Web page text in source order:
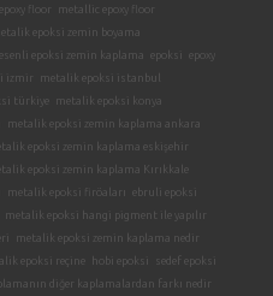
epoxy floor
metallic epoxy floor
epoksi zemin boyama
epoksi zemin kaplama epoksi epoxy
izmir
metalik epoksi istanbul
türkiye metalik epoksi konya
metalik epoksi zemin kaplama ankara
epoksi zemin kaplama eskişehir
epoksi zemin kaplama Kırıkkale
metalik epoksi firöaları ebruli epoksi
metalik epoksi hangi pigment ile yapılır
metalik epoksi zemin kaplama nedir
epoksi reçine hobi epoksi
sedef epoksi
diğer kaplamalardan farkı nedir